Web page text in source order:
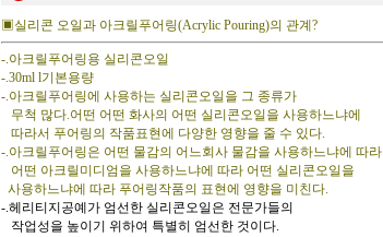
▣실리콘 오일과 아크릴푸어링(Acrylic Pouring)의 관계?
-.아크릴푸어링용 실리콘오일
-.30ml l기본용량
-.아크릴푸어링에 사용하는 실리콘오일을 그 종류가
무척 많다.어떤 어떤 화사의 어떤 실리콘오일을 사용하느냐에
따라서 푸어링의 작품표현에 다양한 영향을 줄 수 있다.
-.아크릴푸어링은 어떤 물감의 어느회사 물감을 사용하느냐에 따라
어떤 아크릴미디엄을 사용하느냐에 따라 어떤 실리콘오일을
사용하느냐에 따라 푸어링작품의 표현에 영향을 미친다.
-.헤리티지공예가 엄선한 실리콘오일은 전문가들의
작업성을 높이기 위하여 특별히 엄선한 것이다.